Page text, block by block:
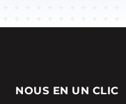
NOUS EN UN CLIC